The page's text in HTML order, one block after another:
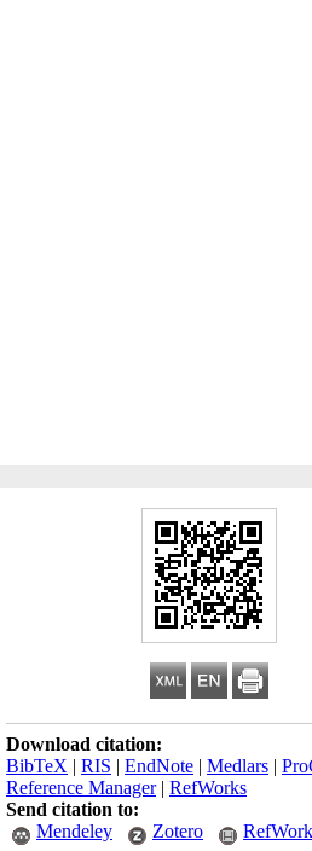
Download citation:
BibTeX | RIS | EndNote | Medlars |
Reference Manager| RefWorks
Send citation to:
Mendeley
Zotero